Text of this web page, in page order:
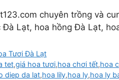
chuyên trồng và
Đà Lạt, hoa hồng Đà Lạt,
Tươi Đà Lạt
tet,giá hoa tươi,hoa chơi tết,hoa
diep da lat,hoa lily,hoa ly,hoa ly